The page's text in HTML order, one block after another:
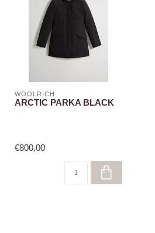
WOOLRICH
ARCTIC PARKA BLACK
€800,00